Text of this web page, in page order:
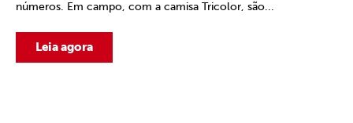
números. Em campo, com a camisa Tricolor, são...
Leia agora